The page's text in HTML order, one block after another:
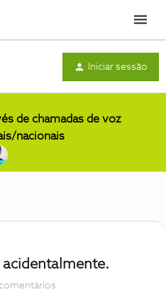
Menu
Iniciar sessão
de chamadas de voz
nacionais
acidentalmente.